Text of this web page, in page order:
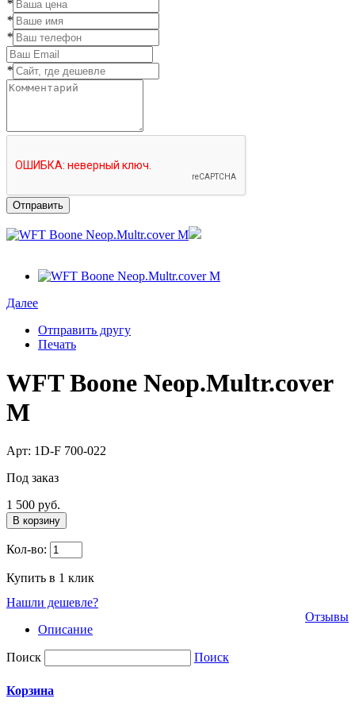
*
*
*
*
Отправить
Далее
Отправить другу
Печать
WFT Boone Neop.Multr.cover
M
Арт: 1D-F 700-022
Под заказ
1 500 руб.
В корзину
Кол-во:
Купить в 1 клик
Нашли дешевле?
Отзывы
Описание
Поиск Поиск
Корзина